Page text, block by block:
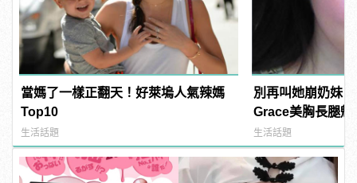
當媽了一樣正翻天！好萊塢人氣辣媽
Top10
生活話題
別再叫她崩奶妹
Grace美胸長腿魅
生活話題